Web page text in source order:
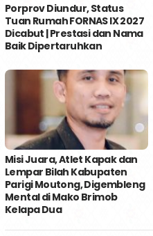
Porprov Diundur, Status
Tuan Rumah FORNAS IX 2027
Dicabut | Prestasi dan Nama
Baik Dipertaruhkan
Misi Juara, Atlet Kapak dan
Lempar Bilah Kabupaten
Parigi Moutong, Digembleng
Mental di Mako Brimob
Kelapa Dua